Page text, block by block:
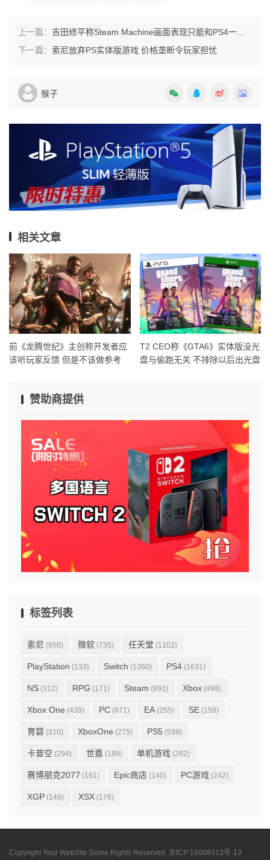
上一篇： 吉田修平称Steam Machine画面表现只能和PS4一较高下
下一篇： 索尼放弃PS实体版游戏 价格垄断令玩家担忧
猴子
相关文章
前《龙腾世纪》主创称开发者应
该听玩家反馈 但是不该做参考
T2 CEO称《GTA6》实体版没光
盘与偷跑无关 不排除以后出光盘
赞助商提供
标签列表
索尼 (850) 微软 (735) 任天堂 (1102)
PlayStation (133) Switch (1360) PS4 (1631)
NS (312) RPG (171) Steam (891) Xbox (498)
Xbox One (439) PC (871) EA (255) SE (159)
育碧 (310) XboxOne (275) PS5 (599)
卡普空 (294) 世嘉 (189) 单机游戏 (262)
赛博朋克2077 (161) Epic商店 (140) PC游戏 (242)
XGP (148) XSX (176)
Copyright Your WebSite.Some Rights Reserved. 京ICP:16008313号-13